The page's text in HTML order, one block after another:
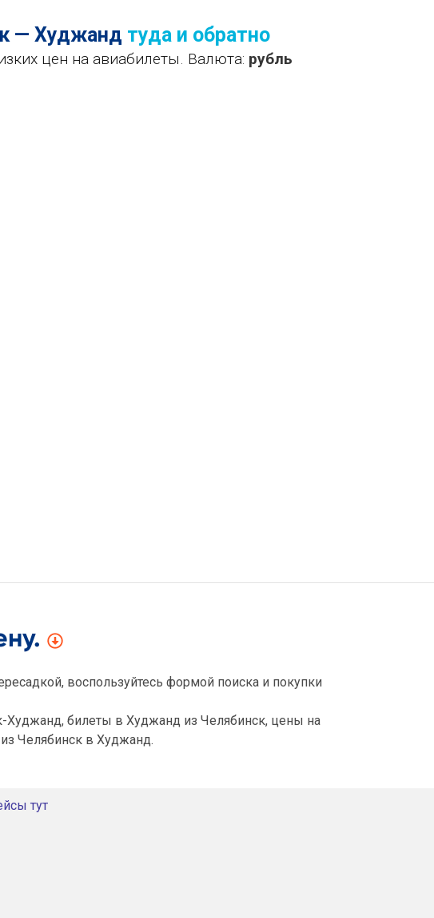
— Худжанд туда и обратно
цен на авиабилеты. Валюта: рубль
воспользуйтесь формой поиска и покупки
билеты в Худжанд из Челябинск, цены на
Челябинск в Худжанд.
тут